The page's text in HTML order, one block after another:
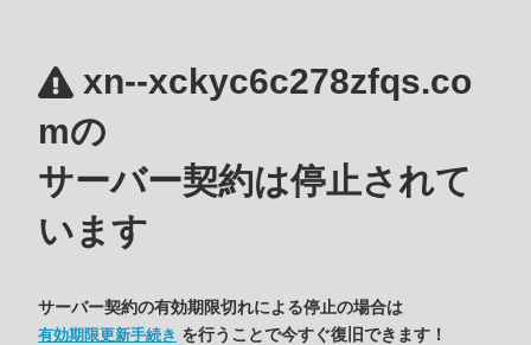
xn--xckyc6c278zfqs.co
mの
サーバー契約は停止されて
います
サーバー契約の有効期限切れによる停止の場合は
有効期限更新手続き を行うことで今すぐ復旧できます！